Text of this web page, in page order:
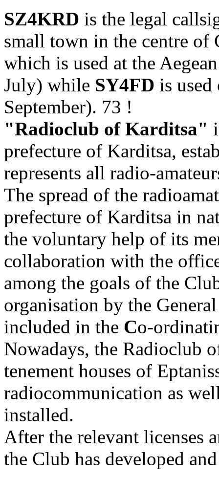
SZ4KRD is the legal
small town in the centre of
which is used at the
July) while SY4FD is
September). 73 !
"Radioclub of Karditsa"
prefecture of Karditsa,
represents all radio-
The spread of the
prefecture of Karditsa in
the voluntary help of its
collaboration with the
among the goals of the
organisation by the
included in the Co-
Nowadays, the Radioclub
tenement houses of
radiocommunication as
installed.
After the relevant licenses
the Club has developed